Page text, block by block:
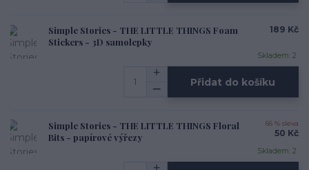
Simple Stories - THE LITTLE THINGS Foam
Stickers - 3D samolepky
189 Kč
Skladem: 2
Přidat do košíku
Simple Stories - THE LITTLE THINGS Floral
Bits - papírové výřezy
66 % sleva
50 Kč
Skladem: 2